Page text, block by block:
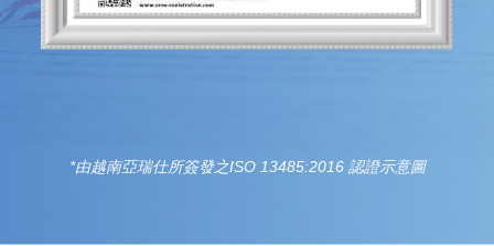
*由越南亞瑞仕所簽發之ISO 13485:2016 認證示意圖